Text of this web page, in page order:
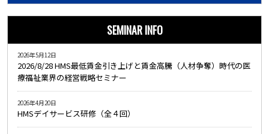
SEMINAR INFO
2026/8/28 HMS最低賃金引き上げと賃金高騰（人材争奪）時代の医
療福祉業界の経営戦略セミナー
2026年5月12日
HMSデイサービス研修（全４回）
2026年4月20日